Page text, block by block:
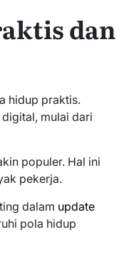
dan
hidup praktis.
mulai dari
populer. Hal ini
pekerja.
dalam update
pola hidup